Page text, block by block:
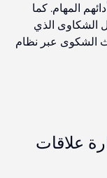
المهام. كما
الشكاوى الذي
الشكوى عبر نظام
علاقات